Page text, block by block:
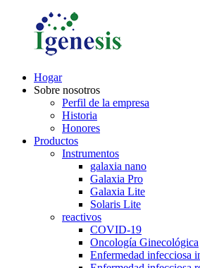
Hogar
Sobre nosotros
Perfil de la empresa
Historia
Honores
Productos
Instrumentos
galaxia nano
Galaxia Pro
Galaxia Lite
Solaris Lite
reactivos
COVID-19
Oncología Ginecológica
Enfermedad infecciosa